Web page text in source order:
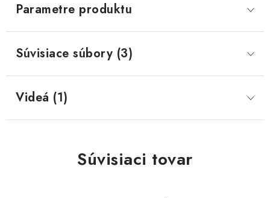
Parametre produktu
Súvisiace súbory (3)
Videá (1)
Súvisiaci tovar